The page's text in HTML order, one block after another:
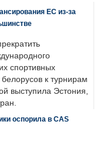
ЕС из-за
спортивных
к турнирам
выступила Эстония,
оспорила в CAS